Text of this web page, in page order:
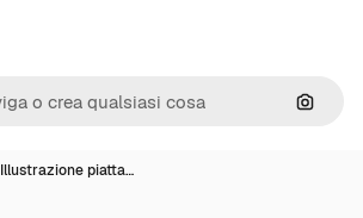
Cerca
Illustrazione piatta…